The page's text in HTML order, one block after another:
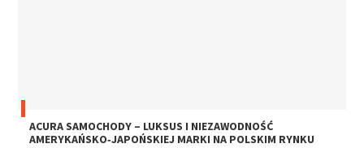
ACURA SAMOCHODY – LUKSUS I NIEZAWODNOŚĆ
AMERYKAŃSKO‑JAPOŃSKIEJ MARKI NA POLSKIM RYNKU